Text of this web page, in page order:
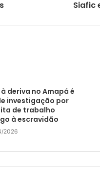
Siafic
deriva no Amapá é
investigação por
de trabalho
à escravidão
2026